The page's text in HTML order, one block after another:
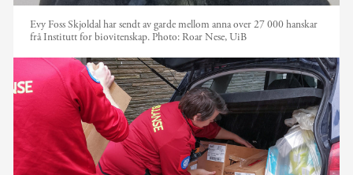
Evy Foss Skjoldal har sendt av garde mellom anna over 27 000 hanskar
frå Institutt for biovitenskap. Photo: Roar Nese, UiB